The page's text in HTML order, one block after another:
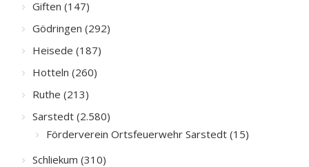
Giften (147)
Gödringen (292)
Heisede (187)
Hotteln (260)
Ruthe (213)
Sarstedt (2.580)
Förderverein Ortsfeuerwehr Sarstedt (15)
Schliekum (310)